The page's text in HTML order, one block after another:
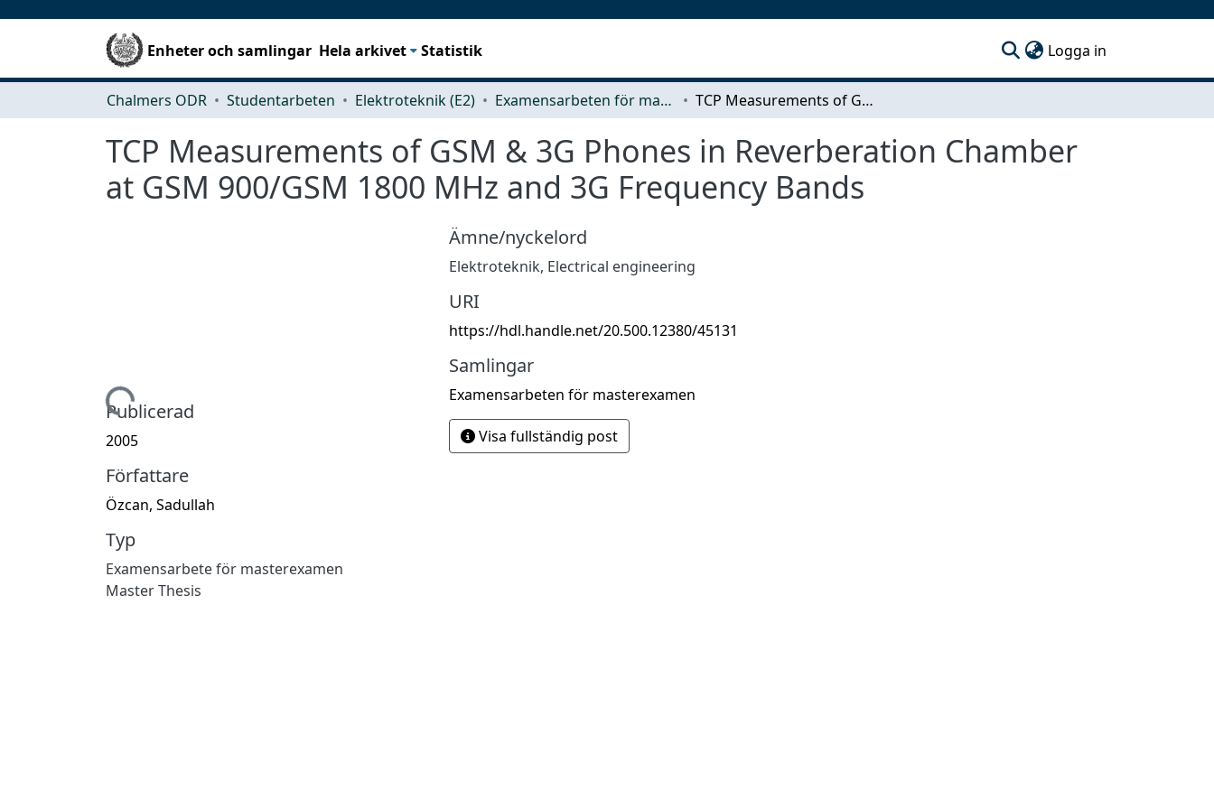
Enheter och samlingar Hela arkivet Statistik Logga in
Chalmers ODR Studentarbeten Elektroteknik (E2) Examensarbeten för masterexamen TCP Measurements of GSM & 3G Phones in Reverberation Chamber at GSM 900/GSM 1800 MHz and 3G Frequency Bands
TCP Measurements of GSM & 3G Phones in Reverberation Chamber
at GSM 900/GSM 1800 MHz and 3G Frequency Bands
Hämtar...
Publicerad
2005
Författare
Özcan, Sadullah
Typ
Examensarbete för masterexamen
Master Thesis
Ämne/nyckelord
Elektroteknik, Electrical engineering
URI
https://hdl.handle.net/20.500.12380/45131
Samlingar
Examensarbeten för masterexamen
Visa fullständig post